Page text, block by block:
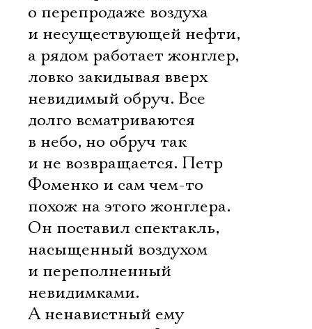
о перепродаже воздуха
и несуществующей нефти,
а рядом работает жонглер,
ловко закидывая вверх
невидимый обруч. Все
долго всматриваются
в небо, но обруч так
и не возвращается. Петр
Фоменко и сам чем-то
похож на этого жонглера.
Он поставил спектакль,
насыщенный воздухом
и переполненный
невидимками.
А ненавистный ему